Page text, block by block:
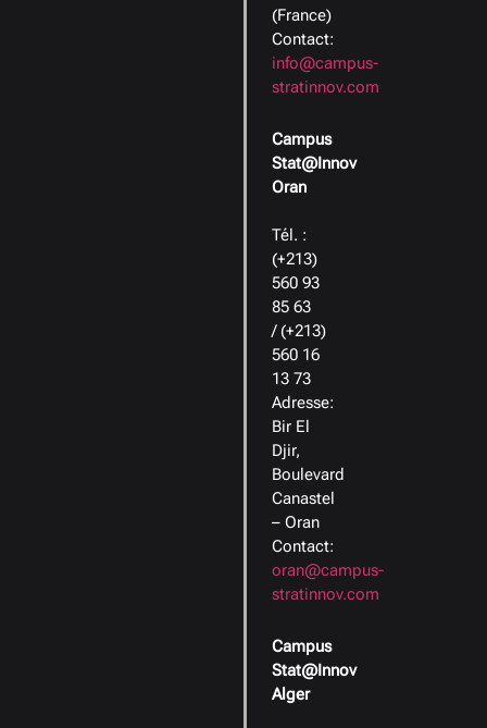
(France)
Contact:
info@campus-
stratinnov.com
Campus
Stat@Innov
Oran
Tél. :
(+213)
560 93
85 63
/ (+213)
560 16
13 73
Adresse:
Bir El
Djir,
Boulevard
Canastel
– Oran
Contact:
oran@campus-
stratinnov.com
Campus
Stat@Innov
Alger